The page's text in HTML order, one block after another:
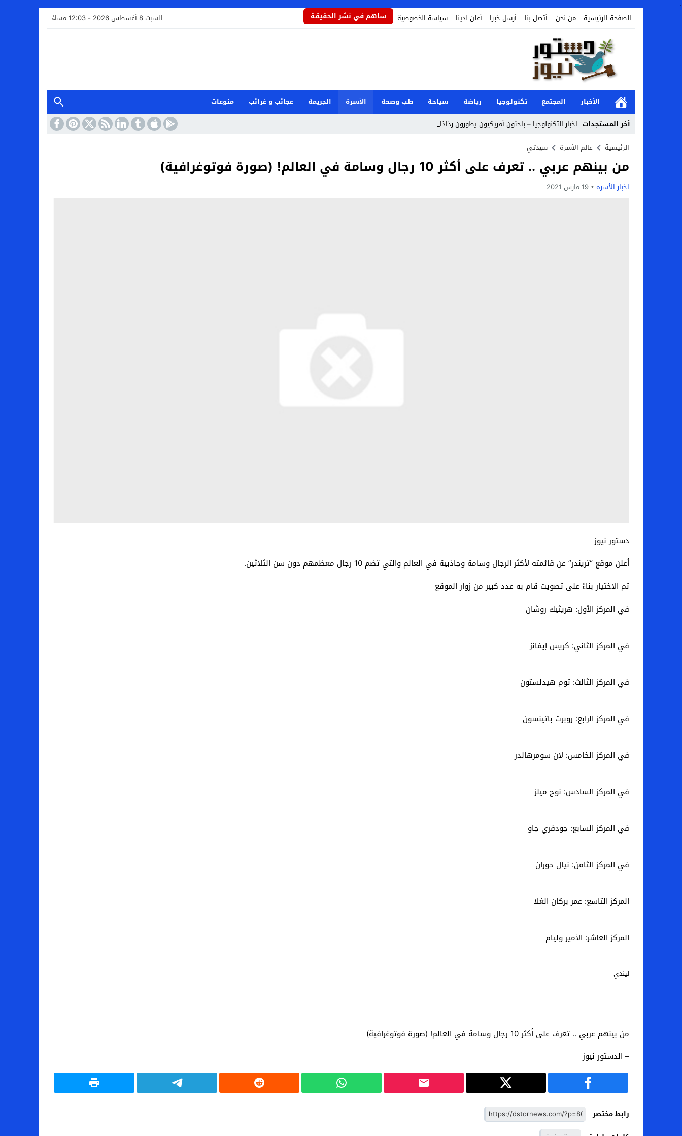
.
الصفحة الرئيسية
من نحن أتصل بنا أرسل خبرا أعلن لدينا سياسة الخصوصية ساهم في نشر الحقيقة السبت 8 أغسطس 2026 - 12:03 مساءً
الأخبار المجتمع تكنولوجيا رياضة سياحة طب وصحة الأسرة الجريمة عجائب و غرائب
منوعات
أخر المستجدات اخبار التكنولوجيا – باحثون أمريكيون يطورون رذاذاً يحمي_
Stop
Previous
Next
الرئيسية عالم الأسرة سيدتي
من بينهم عربي .. تعرف على أكثر 10 رجال وسامة في العالم! (صورة فوتوغرافية)
اخبار الأسره 19 مارس 2021
دستور نيوز
أعلن موقع “تريندر” عن قائمته لأكثر الرجال وسامة وجاذبية في العالم والتي تضم 10 رجال معظمهم دون سن الثلاثين.
تم الاختيار بناءً على تصويت قام به عدد كبير من زوار الموقع
في المركز الأول: هريثيك روشان
في المركز الثاني: كريس إيفانز
في المركز الثالث: توم هيدلستون
في المركز الرابع: روبرت باتينسون
في المركز الخامس: لان سومرهالدر
في المركز السادس: نوح ميلز
في المركز السابع: جودفري جاو
في المركز الثامن: نيال حوران
المركز التاسع: عمر بركان الغلا
المركز العاشر: الأمير وليام
ليندي
من بينهم عربي .. تعرف على أكثر 10 رجال وسامة في العالم! (صورة فوتوغرافية)
– الدستور نيوز
رابط مختصر